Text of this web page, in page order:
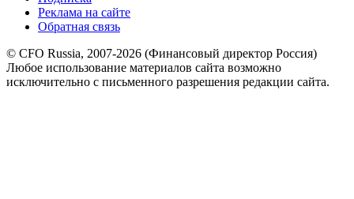
Реклама на сайте
Обратная связь
© CFO Russia, 2007-2026 (Финансовый директор Россия)
Любое использование материалов сайта возможно
исключительно с письменного разрешения редакции сайта.